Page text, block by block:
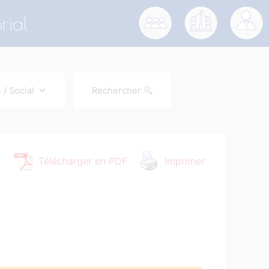
/ Social Rechercher
Télécharger en PDF Imprimer